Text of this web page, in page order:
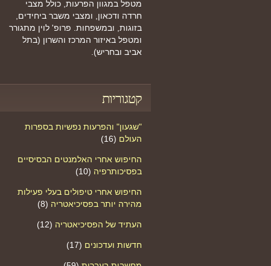
מטפל במגוון הפרעות, כולל מצבי
חרדה ודכאון, ומצבי משבר ביחידים,
בזוגות, ובמשפחות. פרופ' לוין מתגורר
ומטפל באיזור המרכז והשרון (בתל
אביב ובחריש).
קטגוריות
"שגעון" והפרעות נפשיות בספרות
העולם (16)
החיפוש אחרי האלמנטים הבסיסיים
בפסיכותרפיה (10)
החיפוש אחרי טיפולים בעלי פעילות
מהירה יותר בפסיכיאטריה (8)
העתיד של הפסיכיאטריה (12)
חדשות ועדכונים (17)